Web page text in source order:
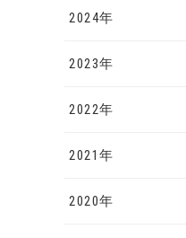
2024年
2023年
2022年
2021年
2020年